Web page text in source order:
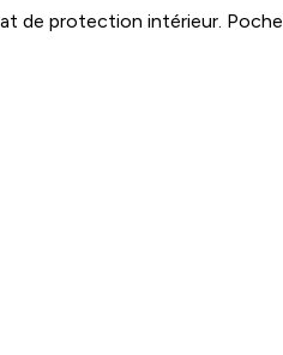
de protection intérieur. Poche